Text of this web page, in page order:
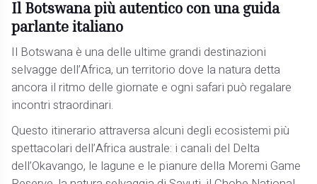
Il Botswana più autentico con una guida
parlante italiano
Il Botswana è una delle ultime grandi destinazioni
selvagge dell’Africa, un territorio dove la natura detta
ancora il ritmo delle giornate e ogni safari può regalare
incontri straordinari.
Questo itinerario attraversa alcuni degli ecosistemi più
spettacolari dell’Africa australe: i canali del Delta
dell’Okavango, le lagune e le pianure della Moremi Game